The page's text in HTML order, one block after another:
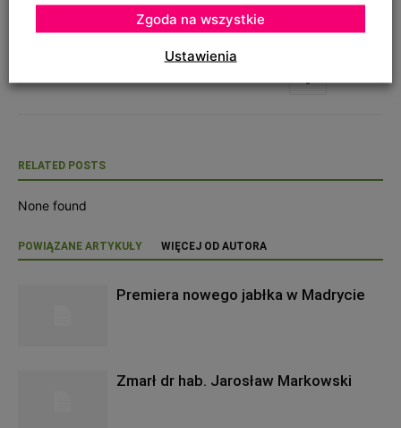
RELATED POSTS
None found
POWIĄZANE ARTYKUŁY WIĘCEJ OD AUTORA
Premiera nowego jabłka w Madrycie
Zmarł dr hab. Jarosław Markowski
Ustawienia
Zgoda na wszystkie